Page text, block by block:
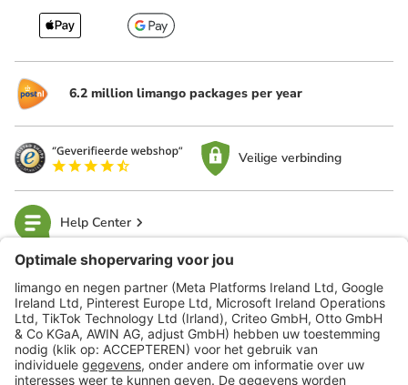
6.2 million limango packages per year
Veilige verbinding
Help Center
limango
Veilig winkelen
Klantenservice